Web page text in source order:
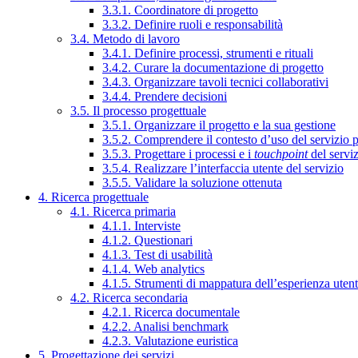
3.3.1. Coordinatore di progetto
3.3.2. Definire ruoli e responsabilità
3.4. Metodo di lavoro
3.4.1. Definire processi, strumenti e rituali
3.4.2. Curare la documentazione di progetto
3.4.3. Organizzare tavoli tecnici collaborativi
3.4.4. Prendere decisioni
3.5. Il processo progettuale
3.5.1. Organizzare il progetto e la sua gestione
3.5.2. Comprendere il contesto d’uso del servizio
3.5.3. Progettare i processi e i touchpointdel
3.5.4. Realizzare l’interfaccia utente del servizio
3.5.5. Validare la soluzione ottenuta
4. Ricerca progettuale
4.1. Ricerca primaria
4.1.1. Interviste
4.1.2. Questionari
4.1.3. Test di usabilità
4.1.4. Web analytics
4.1.5. Strumenti di mappatura dell’esperienza
4.2. Ricerca secondaria
4.2.1. Ricerca documentale
4.2.2. Analisi benchmark
4.2.3. Valutazione euristica
5. Progettazione dei servizi